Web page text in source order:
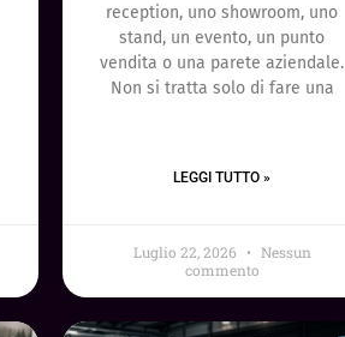
reception, uno showroom, uno
stand, un evento, un punto
vendita o una parete aziendale.
Non si tratta solo di fare una
LEGGI TUTTO »
Luglio 22, 2026
Nessun
commento